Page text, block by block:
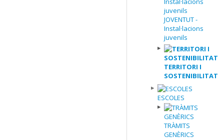
JOVENTUT -
Instal·lacions
juvenils
TERRITORI I
SOSTENIBILITAT
ESCOLES
TRÀMITS
GENÈRICS